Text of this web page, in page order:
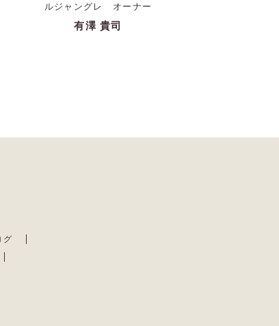
ルジャングレ オーナー
有澤 貴司
グ